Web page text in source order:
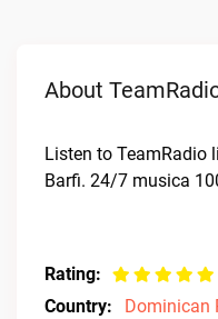
About
Listen to TeamRadio
Barfi. 24/7 musica
Rating:
Country:
Dominican